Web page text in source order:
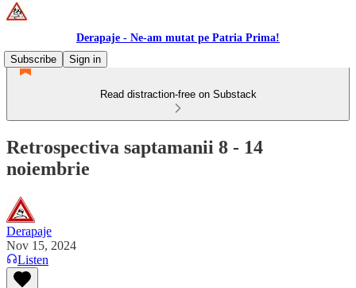
Derapaje - Ne-am mutat pe Patria Prima!
Subscribe
Sign in
Read distraction-free on Substack
Retrospectiva saptamanii 8 - 14
noiembrie
Derapaje
Nov 15, 2024
Listen